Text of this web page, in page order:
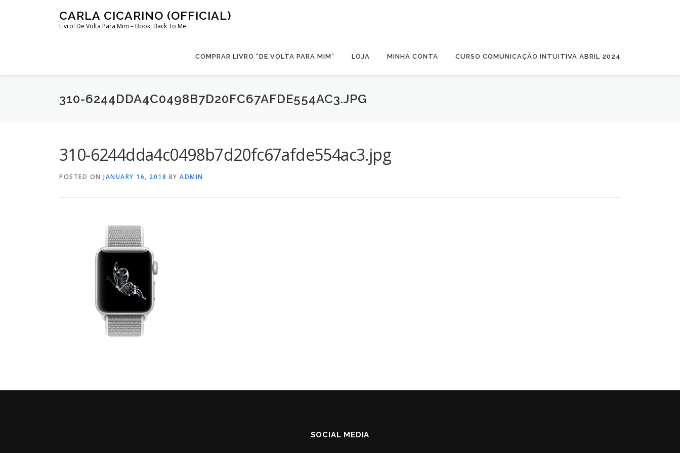
CARLA CICARINO (OFFICIAL)
Livro: De Volta Para Mim – Book: Back To Me
COMPRAR LIVRO “DE VOLTA PARA MIM” LOJA MINHA CONTA CURSO COMUNICAÇÃO INTUITIVA ABRIL 2024
310-6244DDA4C0498B7D20FC67AFDE554AC3.JPG
310-6244dda4c0498b7d20fc67afde554ac3.jpg
POSTED ON JANUARY 16, 2018 BY ADMIN
SOCIAL MEDIA